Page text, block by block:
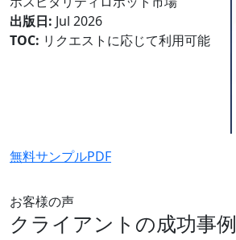
出版日: Jul 2026
TOC: リクエストに応じて利用可能
無料サンプルPDF
お客様の声
クライアントの成功事例